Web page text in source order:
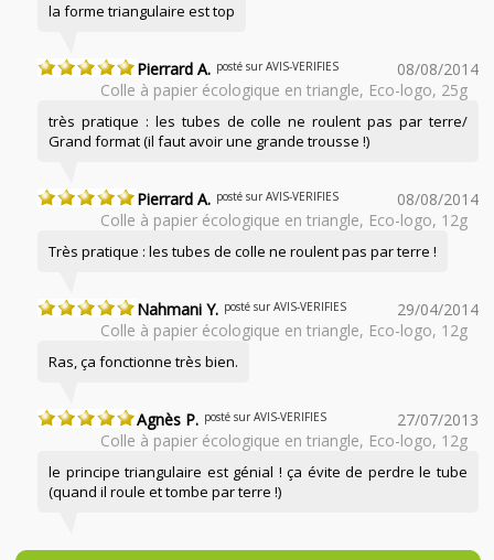
la forme triangulaire est top
Pierrard A. posté sur AVIS-VERIFIES
08/08/2014
Colle à papier écologique en triangle, Eco-logo, 25g
très pratique : les tubes de colle ne roulent pas par terre/
Grand format (il faut avoir une grande trousse !)
Pierrard A. posté sur AVIS-VERIFIES
08/08/2014
Colle à papier écologique en triangle, Eco-logo, 12g
Très pratique : les tubes de colle ne roulent pas par terre !
Nahmani Y. posté sur AVIS-VERIFIES
29/04/2014
Colle à papier écologique en triangle, Eco-logo, 12g
Ras, ça fonctionne très bien.
Agnès P. posté sur AVIS-VERIFIES
27/07/2013
Colle à papier écologique en triangle, Eco-logo, 12g
le principe triangulaire est génial ! ça évite de perdre le tube
(quand il roule et tombe par terre !)